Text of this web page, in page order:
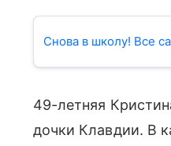
Снова в школу! Все
49-летняя
дочки Клавдии. В